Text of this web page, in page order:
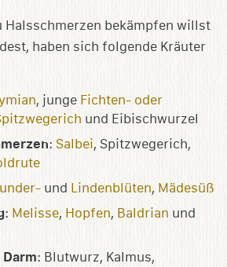
Halsschmerzen bekämpfen willst
haben sich folgende Kräuter
, junge Fichten- oder
und Eibischwurzel
: Salbei, Spitzwegerich,
und Lindenblüten, Mädesüß
: Melisse, Hopfen, Baldrian und
: Blutwurz, Kalmus,